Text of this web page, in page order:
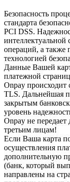
Безопасность
стандарта
PCI DSS.
операций, а также
технологией
Данные Вашей
платежной
Onpay
TLS. Дальнейшая
закрытым
уровень
Onpay не
третьим лицам!
Если Ваша карта
осуществления
дополнительную
(банк, который
направлены на